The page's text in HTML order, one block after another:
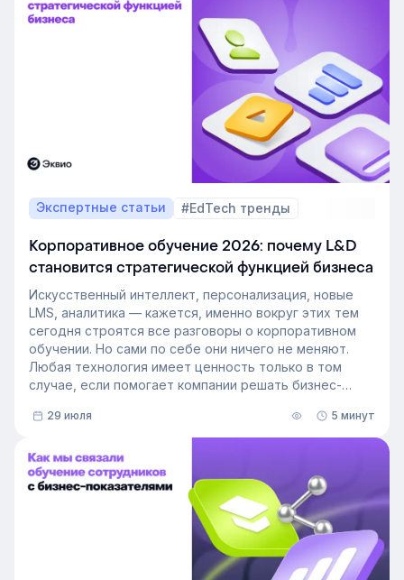
Экспертные статьи #EdTech тренды
Корпоративное обучение 2026: почему L&D
становится стратегической функцией бизнеса
Искусственный интеллект, персонализация, новые
LMS, аналитика — кажется, именно вокруг этих тем
сегодня строятся все разговоры о корпоративном
обучении. Но сами по себе они ничего не меняют.
Любая технология имеет ценность только в том
случае, если помогает компании решать бизнес-
Сегодня бизнес интересует уже не выбор
инструментов, а их результат: какое влияние
обучение оказывает на компанию и можно ли этот
эффект измерить. Такой взгляд меняет подходы к
развитию сотрудников, требования к HR и L&D, а
также на критерии выбора LMS.
В этой статье разбираем, почему это происходит и
как эти изменения повлияют на корпоративное
обучение в ближайшие годы. Материал подготовлен
29 июля 5 минут